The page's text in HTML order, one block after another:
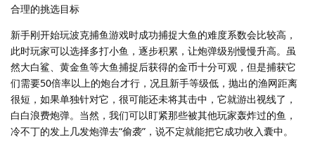
合理的挑选目标
新手刚开始玩波克捕鱼游戏时成功捕捉大鱼的难度系数会比较高，
此时玩家可以选择多打小鱼，逐步积累，让炮弹级别慢慢升高。虽
然大白鲨、黄金鱼等大鱼捕捉后获得的金币十分可观，但是捕获它
们需要50倍率以上的炮台才行，况且新手等级低，抛出的渔网距离
很短，如果单独针对它，很可能还未将其击中，它就游出视线了，
白白浪费炮弹。当然，我们可以盯紧那些被其他玩家轰炸过的鱼，
冷不丁的发上几发炮弹去“偷袭”，说不定就能把它成功收入囊中。